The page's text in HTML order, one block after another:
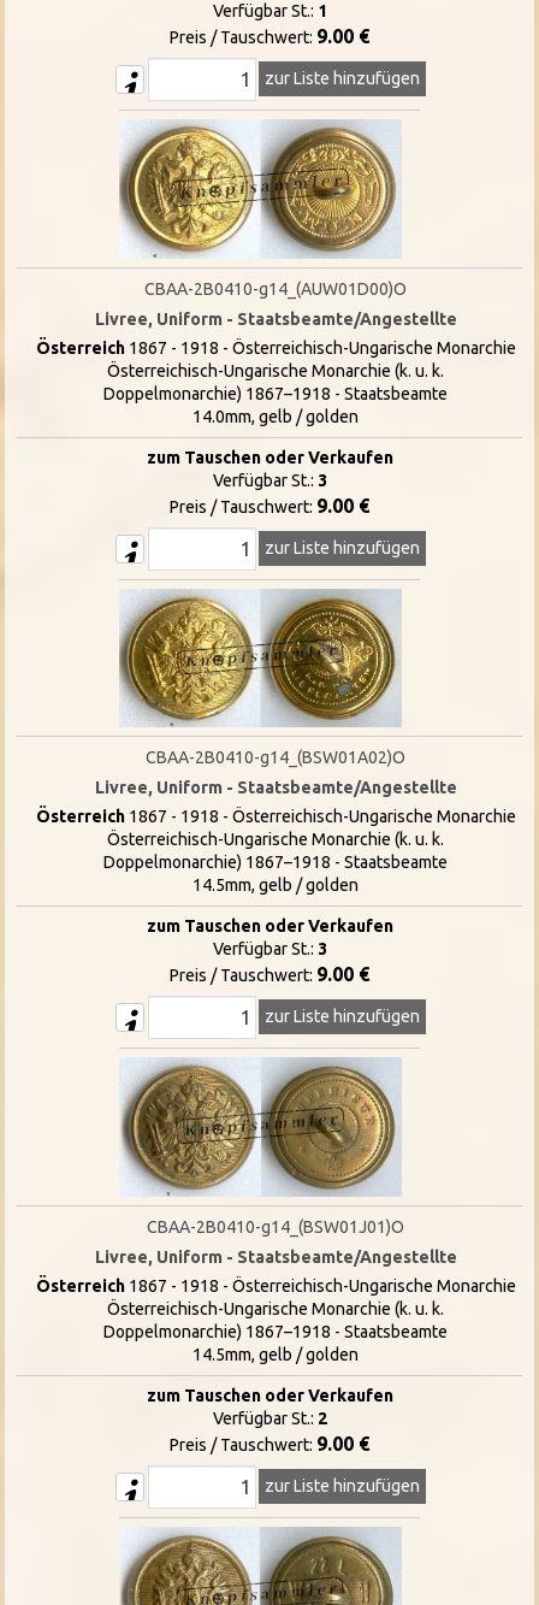
Verfügbar St.: 1
Preis / Tauschwert: 9.00 €
zur Liste hinzufügen
CBAA-2B0410-g14_(AUW01D00)O
Livree, Uniform - Staatsbeamte/Angestellte
Österreich1867 - 1918 - Österreichisch-Ungarische Monarchie
Österreichisch-Ungarische Monarchie (k. u. k.
Doppelmonarchie) 1867–1918 - Staatsbeamte
14.0mm, gelb / golden
zum Tauschen oder Verkaufen
Verfügbar St.: 3
Preis / Tauschwert: 9.00 €
zur Liste hinzufügen
CBAA-2B0410-g14_(BSW01A02)O
Livree, Uniform - Staatsbeamte/Angestellte
Österreich1867 - 1918 - Österreichisch-Ungarische Monarchie
Österreichisch-Ungarische Monarchie (k. u. k.
Doppelmonarchie) 1867–1918 - Staatsbeamte
14.5mm, gelb / golden
zum Tauschen oder Verkaufen
Verfügbar St.: 3
Preis / Tauschwert: 9.00 €
zur Liste hinzufügen
CBAA-2B0410-g14_(BSW01J01)O
Livree, Uniform - Staatsbeamte/Angestellte
Österreich1867 - 1918 - Österreichisch-Ungarische Monarchie
Österreichisch-Ungarische Monarchie (k. u. k.
Doppelmonarchie) 1867–1918 - Staatsbeamte
14.5mm, gelb / golden
zum Tauschen oder Verkaufen
Verfügbar St.: 2
Preis / Tauschwert: 9.00 €
zur Liste hinzufügen